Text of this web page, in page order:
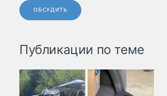
ОБСУДИТЬ
Публикации по теме